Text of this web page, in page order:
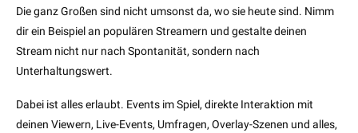
Die ganz Großen sind nicht umsonst da, wo sie heute sind. Nimm
dir ein Beispiel an populären Streamern und gestalte deinen
Stream nicht nur nach Spontanität, sondern nach
Unterhaltungswert.
Dabei ist alles erlaubt. Events im Spiel, direkte Interaktion mit
deinen Viewern, Live-Events, Umfragen, Overlay-Szenen und alles,